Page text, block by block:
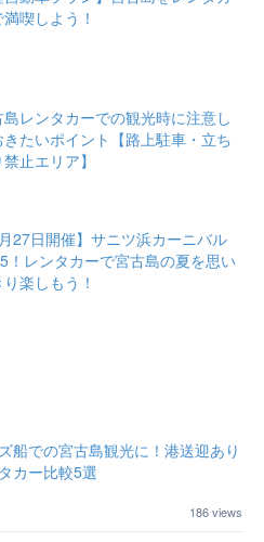
喫しよう！
島レンタカーでの観光時に注意し
きたいポイント【路上駐車・立ち
止エリア】
月27日開催】サニツ浜カーニバル
！レンタカーで宮古島の夏を思い
り楽しもう！
船での宮古島観光に！港送迎あり
カー比較5選
186 views